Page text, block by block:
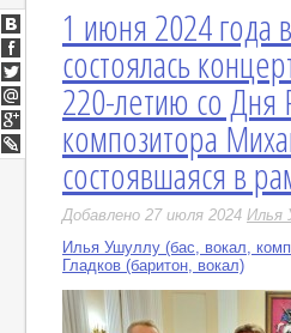
1 июня 2024
состоялась
220-летию со Дня
композитора
состоявшаяся в
Добавлено 27 июля 2024 Илья
Илья Ушуллу (бас, вокал,
Гладков (баритон, вокал)
ВКонтакте
Facebook
Twitter
Мой
Мир
Google+
LiveJournal